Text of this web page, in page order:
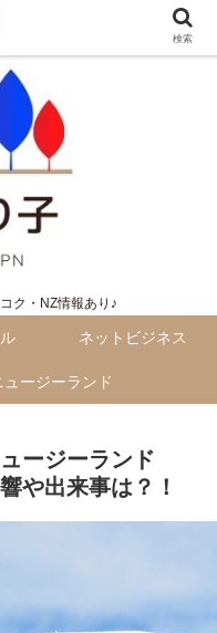
ク・NZ情報あり♪
ネットビジネス
ュージーランド
ージーランド
や出来事は？！
検索